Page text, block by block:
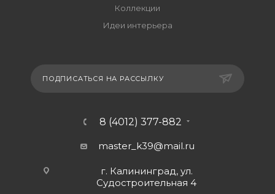
Коллекции
Идеи интерьера
ПОДПИСАТЬСЯ НА РАССЫЛКУ
8 (4012) 377-882
master_k39@mail.ru
г. Калининград, ул.
Судостроительная 4